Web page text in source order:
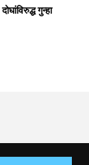
गुन्हा